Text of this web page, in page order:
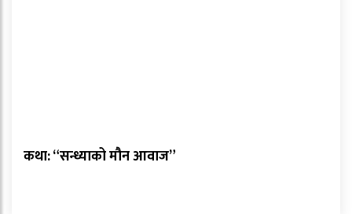
कथा: “सन्ध्याको मौन आवाज”